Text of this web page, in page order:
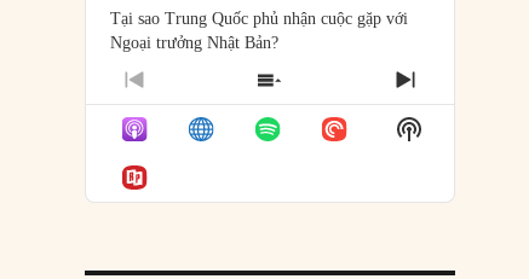
Tại sao Trung Quốc phủ nhận cuộc gặp với
Ngoại trưởng Nhật Bản?
04/08/2026
Điểm mù chiến lược của Trump tại Thái Bình
Dương
03/08/2026
rủi ro
PREVIOUS
EPISODE
SHOW
EPISODES
LIST
NEXT
EPISODE
Show
Podcast